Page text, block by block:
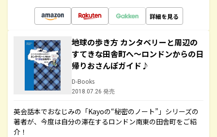
詳細を見る
地球の歩き方 カンタベリーと周辺の
すてきな田舎町へ～ロンドンからの日
帰りおさんぽガイド♪
D-Books
2018.07.26 発売
英会話本でおなじみの「Kayoの“秘密のノート”」シリーズの
著者が、今度は自分の滞在するロンドン南東の田舎町をご紹
介！